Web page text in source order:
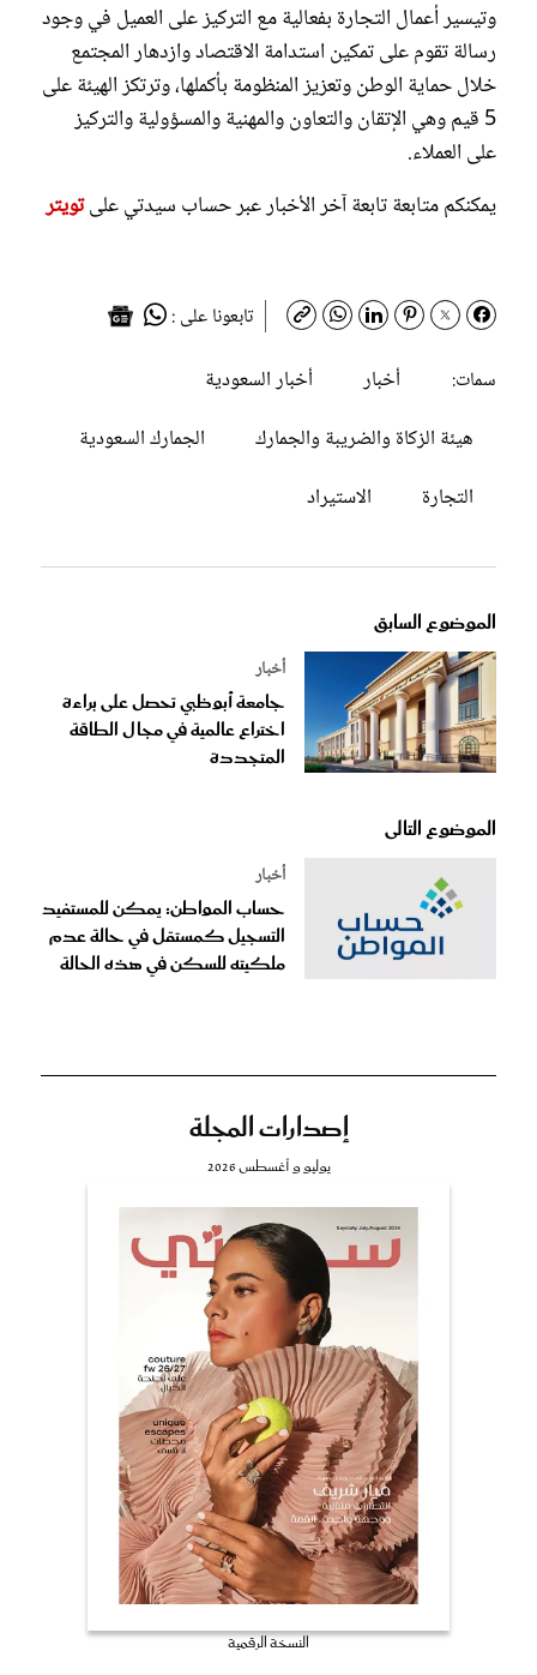
وتيسير أعمال التجارة بفعالية مع التركيز على العميل في وجود
رسالة تقوم على تمكين استدامة الاقتصاد وازدهار المجتمع
خلال حماية الوطن وتعزيز المنظومة بأكملها، وترتكز الهيئة على
5 قيم وهي الإتقان والتعاون والمهنية والمسؤولية والتركيز
على العملاء.
يمكنكم متابعة تابعة آخر الأخبار عبر حساب سيدتي علىتويتر
تابعونا على :
سمات:
أخبار
أخبار السعودية
هيئة الزكاة والضريبة والجمارك
الجمارك السعودية
التجارة
الاستيراد
الموضوع السابق
أخبار
جامعة أبوظبي تحصل على براءة
اختراع عالمية في مجال الطاقة
المتجددة
الموضوع التالى
أخبار
حساب المواطن: يمكن للمستفيد
التسجيل كمستقل في حالة عدم
ملكيته للسكن في هذه الحالة
إصدارات المجلة
يوليو و أغسطس 2026
النسخة الرقمية